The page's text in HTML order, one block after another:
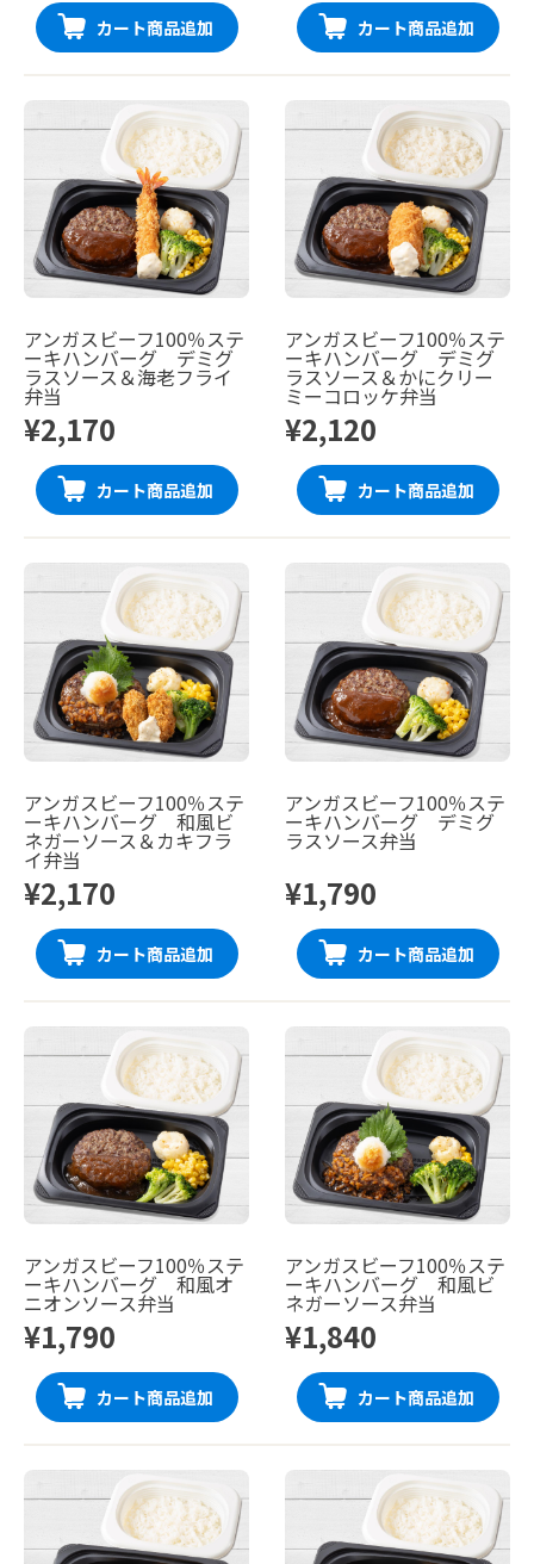
カート商品追加 カート商品追加
アンガスビーフ100％ステ
ーキハンバーグ デミグ
ラスソース＆海老フライ
弁当
¥2,170
カート商品追加
アンガスビーフ100％ステ
ーキハンバーグ デミグ
ラスソース＆かにクリー
ミーコロッケ弁当
¥2,120
カート商品追加
アンガスビーフ100％ステ
ーキハンバーグ 和風ビ
ネガーソース＆カキフラ
イ弁当
¥2,170
カート商品追加
アンガスビーフ100％ステ
ーキハンバーグ デミグ
ラスソース弁当
¥1,790
カート商品追加
アンガスビーフ100％ステ
ーキハンバーグ 和風オ
ニオンソース弁当
¥1,790
カート商品追加
アンガスビーフ100％ステ
ーキハンバーグ 和風ビ
ネガーソース弁当
¥1,840
カート商品追加